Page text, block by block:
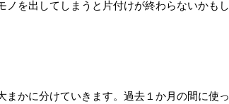
を出してしまうと片付けが終わらないかもし
かに分けていきます。過去１か月の間に使っ